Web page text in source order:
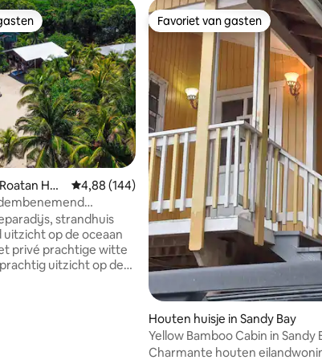
5 op 5, 44 recensies
gasten
Hon
Gemiddelde beoordeling van 4,88 op 5, 144
4,88 (144)
strandhuis
op de oceaan
privé prachtige witte
uitzicht op de
Favoriet van gasten
Favoriet van gasten
Houten huisje in Sandy Bay
Yellow Bamboo Cabin in Sandy
Charmante houten